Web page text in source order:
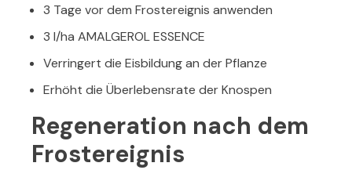
3 Tage vor dem Frostereignis anwenden
3 l/ha AMALGEROL ESSENCE
Verringert die Eisbildung an der Pflanze
Erhöht die Überlebensrate der Knospen
Regeneration nach dem
Frostereignis